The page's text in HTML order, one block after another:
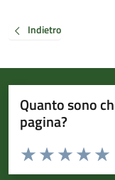
Indietro
Quanto sono
pagina?
Valuta da 1 a 5 stelle la
Valuta
Valuta 3
Valuta 2 stelle
Valuta 1 stelle su 5